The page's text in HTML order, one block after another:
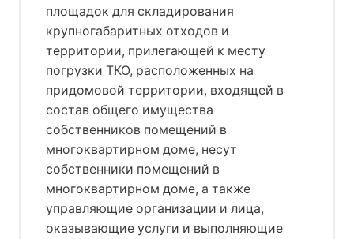
площадок для складирования
крупногабаритных отходов и
территории, прилегающей к месту
погрузки ТКО, расположенных на
придомовой территории, входящей в
состав общего имущества
собственников помещений в
многоквартирном доме, несут
собственники помещений в
многоквартирном доме, а также
управляющие организации и лица,
оказывающие услуги и выполняющие